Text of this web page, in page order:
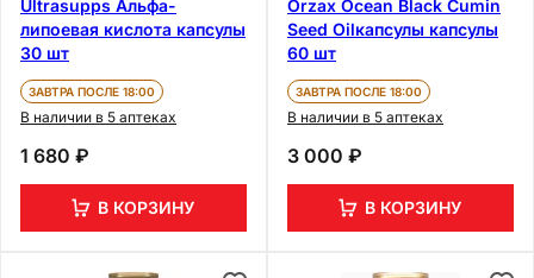
Ultrasupps Альфа-
липоевая кислота капсулы
30 шт
ЗАВТРА ПОСЛЕ 18:00
В наличии в 5 аптеках
1 680 ₽
В КОРЗИНУ
Orzax Ocean Black Cumin
Seed Oilкапсулы капсулы
60 шт
ЗАВТРА ПОСЛЕ 18:00
В наличии в 5 аптеках
3 000 ₽
В КОРЗИНУ